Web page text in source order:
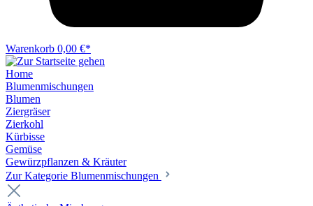
Warenkorb 0,00 €*
Home
Blumenmischungen
Blumen
Ziergräser
Zierkohl
Kürbisse
Gemüse
Gewürzpflanzen & Kräuter
Zur Kategorie Blumenmischungen